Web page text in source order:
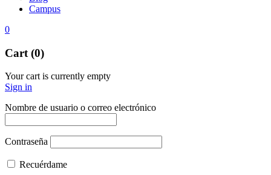
Campus
0
Cart (0)
Your cart is currently empty
Sign in
Nombre de usuario o correo electrónico
Contraseña
Recuérdame